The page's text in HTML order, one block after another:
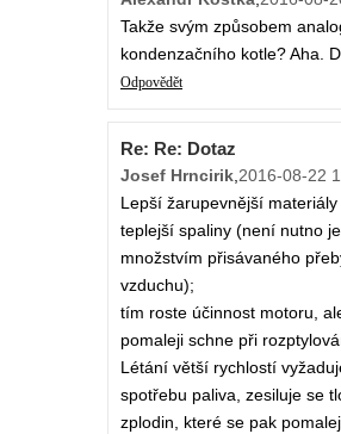
Takže svým způsobem
kondenzačního kotle? Aha.
Odpovědět
Re: Re: Dotaz
Josef Hrncirik,2016-08-22
Lepší žarupevnější
teplejší spaliny (není nutno
množstvím přisávaného
vzduchu);
tím roste účinnost motoru,
pomaleji schne při
Létání větší rychlostí
spotřebu paliva, zesiluje se
zplodin, které se pak